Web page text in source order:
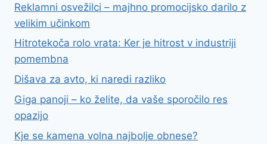
Reklamni osvežilci – majhno promocijsko darilo z
velikim učinkom
Hitrotekoča rolo vrata: Ker je hitrost v industriji
pomembna
Dišava za avto, ki naredi razliko
Giga panoji – ko želite, da vaše sporočilo res
opazijo
Kje se kamena volna najbolje obnese?